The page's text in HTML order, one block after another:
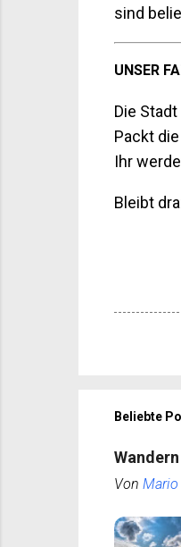
sind
UNSER
Die
Packt
Ihr
Bleibt
Beliebte
Von